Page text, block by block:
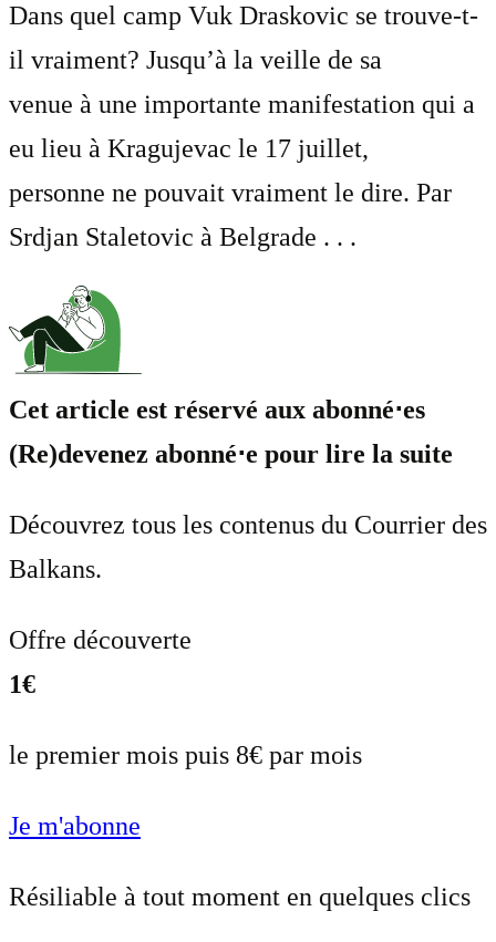
Dans quel camp Vuk Draskovic se trouve-t-
il vraiment? Jusqu’à la veille de sa
venue à une importante manifestation qui a
eu lieu à Kragujevac le 17 juillet,
personne ne pouvait vraiment le dire. Par
Srdjan Staletovic à Belgrade . . .
Cet article est réservé aux abonné⋅es
(Re)devenez abonné⋅e pour lire la suite
Découvrez tous les contenus du Courrier des
Balkans.
Offre découverte
1€
le premier mois puis 8€ par mois
Je m'abonne
Résiliable à tout moment en quelques clics